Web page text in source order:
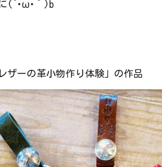
(`･ω･´)b
ザーの革小物作り体験」の作品